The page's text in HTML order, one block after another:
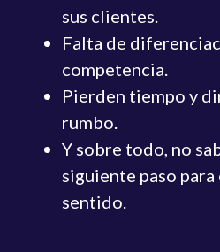
sus clientes.
Falta de
competencia.
Pierden tiempo y
rumbo.
Y sobre todo, no
siguiente paso
sentido.